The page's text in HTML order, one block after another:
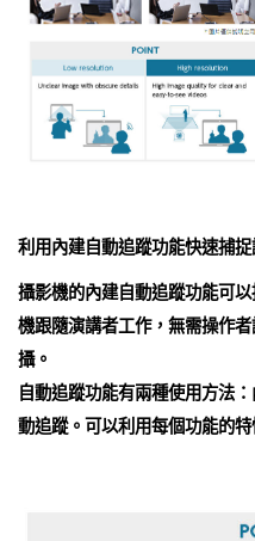
利用內建自動追蹤功能快速捕
攝影機的內建自動追蹤功能可
機跟隨演講者工作，無需操作
攝。
自動追蹤功能有兩種使用方法
動追蹤。可以利用每個功能的